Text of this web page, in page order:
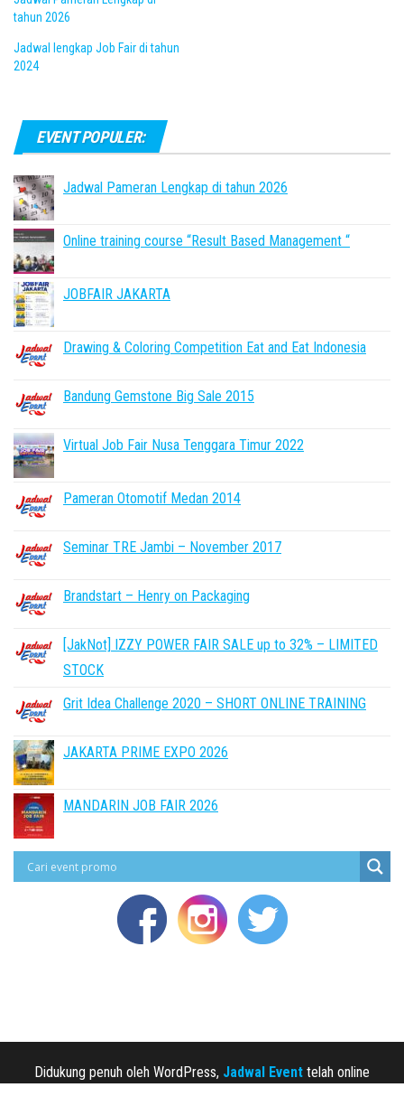
tahun 2026
Jadwal lengkap Job Fair di tahun
2024
EVENT POPULER:
Jadwal Pameran Lengkap di tahun 2026
Online training course “Result Based Management “
JOBFAIR JAKARTA
Drawing & Coloring Competition Eat and Eat Indonesia
Bandung Gemstone Big Sale 2015
Virtual Job Fair Nusa Tenggara Timur 2022
Pameran Otomotif Medan 2014
Seminar TRE Jambi – November 2017
Brandstart – Henry on Packaging
[JakNot] IZZY POWER FAIR SALE up to 32% – LIMITED
STOCK
Grit Idea Challenge 2020 – SHORT ONLINE TRAINING
JAKARTA PRIME EXPO 2026
MANDARIN JOB FAIR 2026
Didukung penuh oleh WordPress, Jadwal Event telah online